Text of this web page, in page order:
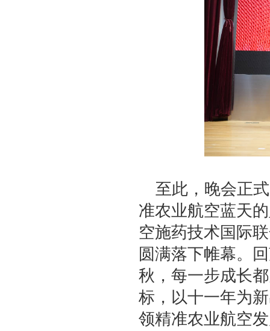
至此，晚会正
准农业航空蓝天
空施药技术国际
圆满落下帷幕。
秋，每一步成长
标，以十一年为
领精准农业航空